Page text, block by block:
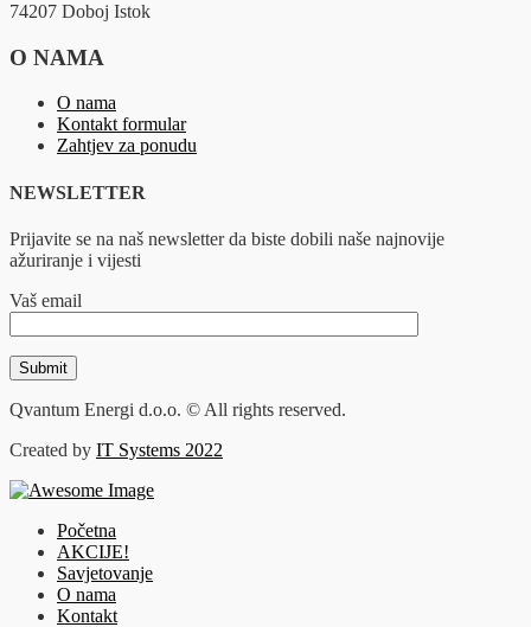
74207 Doboj Istok
O NAMA
O nama
Kontakt formular
Zahtjev za ponudu
NEWSLETTER
Prijavite se na naš newsletter da biste dobili naše najnovije
ažuriranje i vijesti
Vaš email
Qvantum Energi d.o.o. © All rights reserved.
Created by IT Systems 2022
Početna
AKCIJE!
Savjetovanje
O nama
Kontakt